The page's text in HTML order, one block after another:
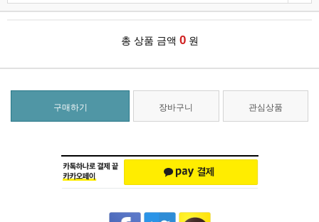
총 상품 금액 0 원
구매하기 장바구니 관심상품